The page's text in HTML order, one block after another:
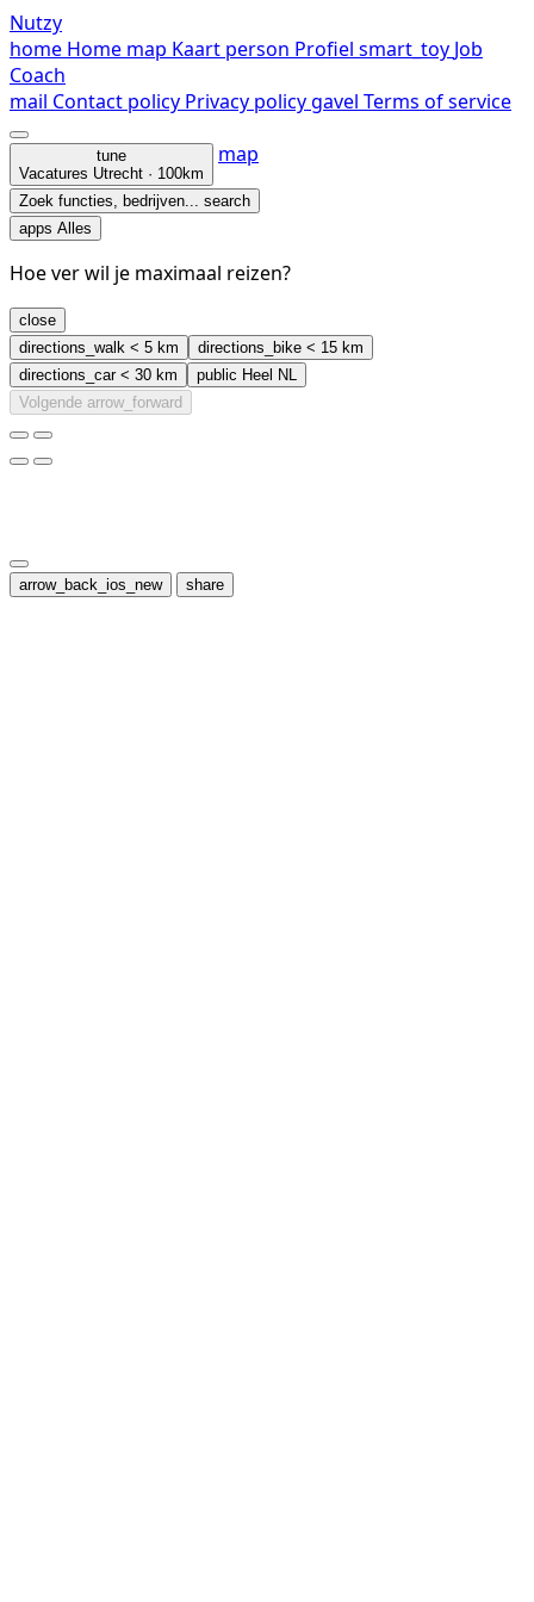
Nutzy
home Home map Kaart person Profiel smart_toy Job
Coach
mail Contact policy Privacy policygavel Terms of service
tune
Vacatures Utrecht · 100km
map
Zoek functies, bedrijven... search
apps Alles
Hoe ver wil je maximaal reizen?
close
directions_walk < 5 km directions_bike < 15 km
directions_car< 30 km public Heel NL
Volgende arrow_forward
arrow_back_ios_new share